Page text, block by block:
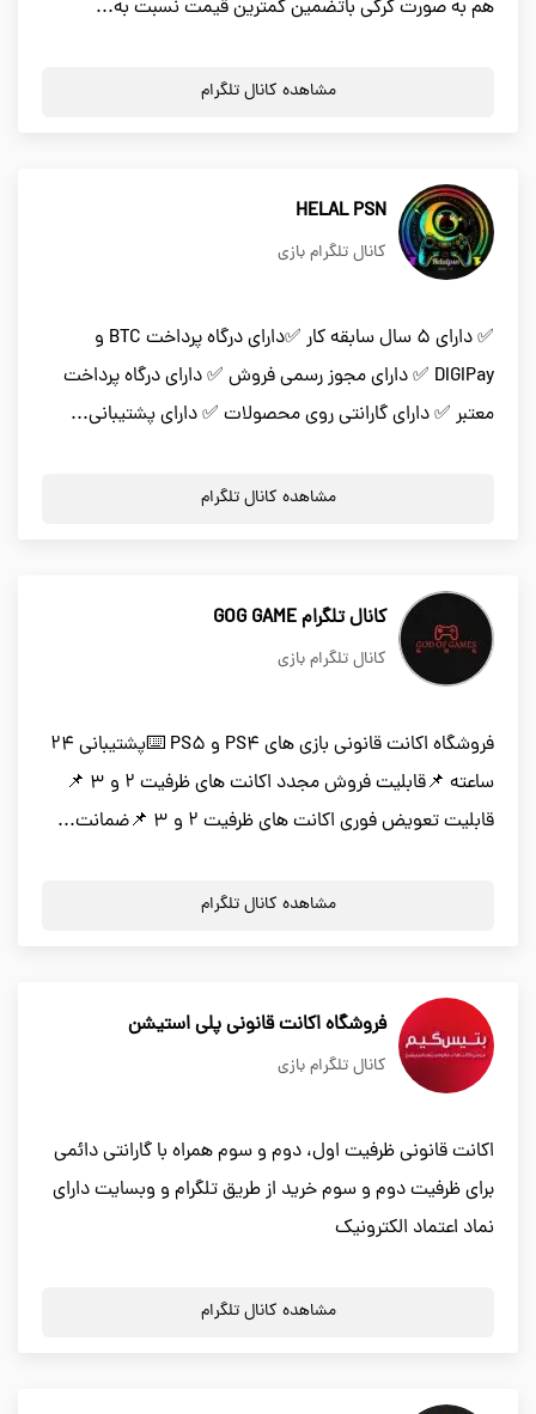
هم به صورت کرکی باتضمین کمترین قیمت نسبت به...
مشاهده کانال تلگرام
HELAL PSN
کانال تلگرام بازی
✅ دارای 5 سال سابقه کار ✅دارای درگاه پرداخت BTC و
DIGIPay ✅ دارای مجوز رسمی فروش ✅ دارای درگاه پرداخت
معتبر ✅ دارای گارانتی روی محصولات ✅ دارای پشتیبانی...
مشاهده کانال تلگرام
کانال تلگرام GOG GAME
کانال تلگرام بازی
فروشگاه اکانت قانونی بازی های PS4 و PS5 ⌨️پشتیبانی 24
ساعته 📌قابلیت فروش مجدد اکانت های ظرفیت 2 و 3 📌
قابلیت تعویض فوری اکانت های ظرفیت 2 و 3 📌ضمانت...
مشاهده کانال تلگرام
فروشگاه اکانت قانونی پلی استیشن
کانال تلگرام بازی
اکانت قانونی ظرفیت اول، دوم و سوم همراه با گارانتی دائمی
برای ظرفیت دوم و سوم خرید از طریق تلگرام و وبسایت دارای
نماد اعتماد الکترونیک
مشاهده کانال تلگرام